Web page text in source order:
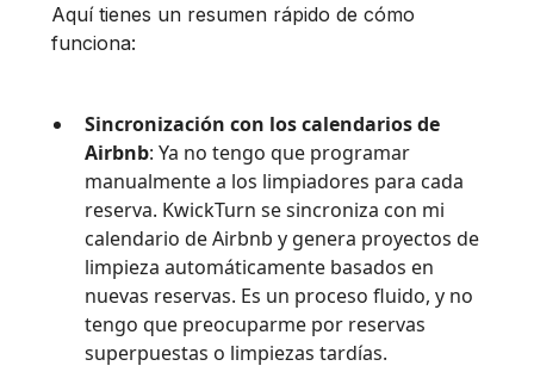
Aquí tienes un resumen rápido de cómo
funciona:
Sincronización con los calendarios de
Airbnb: Ya no tengo que programar
manualmente a los limpiadores para cada
reserva. KwickTurn se sincroniza con mi
calendario de Airbnb y genera proyectos de
limpieza automáticamente basados en
nuevas reservas. Es un proceso fluido, y no
tengo que preocuparme por reservas
superpuestas o limpiezas tardías.